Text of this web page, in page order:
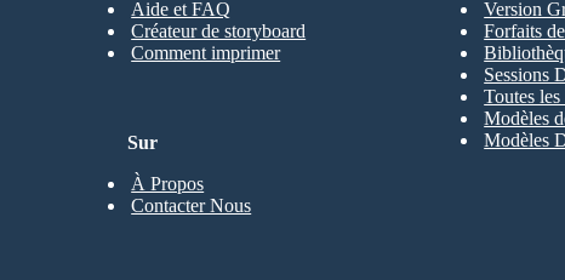
Aide et FAQ
Créateur de storyboard
Comment imprimer
Version
Forfaits
Sessions
Toutes
Modèles
Modèles
Sur
À Propos
Contacter Nous